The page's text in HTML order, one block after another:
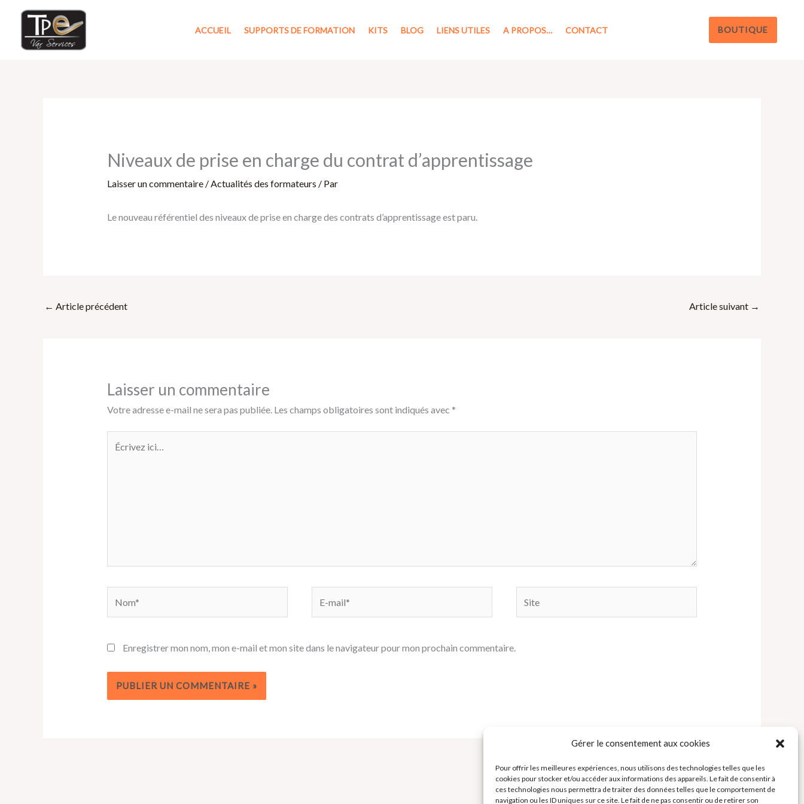
Gérer le consentement aux cookies
Pour offrir les meilleures expériences, nous utilisons des technologies telles que les
cookies pour stocker et/ou accéder aux informations des appareils. Le fait de consentir à
ces technologies nous permettra de traiter des données telles que le comportement de
navigation ou les ID uniques sur ce site. Le fait de ne pas consentir ou de retirer son
contenu
ACCUEIL SUPPORTS DE FORMATION KITS BLOG LIENS UTILES A PROPOS… CONTACT BOUTIQUE
Niveaux de prise en charge du contrat d’apprentissage
Laisser un commentaire /Actualités des formateurs / Par
Le nouveau référentiel des niveaux de prise en charge des contrats d’apprentissage est paru.
← Article précédent Article suivant →
Laisser un commentaire
Votre adresse e-mail ne sera pas publiée. Les champs obligatoires sont indiqués avec *
ici…
mail*
Enregistrer mon nom, mon e-mail et mon site dans le navigateur pour mon prochain commentaire.